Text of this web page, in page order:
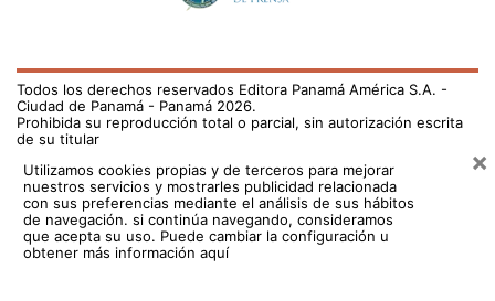
Todos los derechos reservados Editora Panamá América S.A. -
Ciudad de Panamá - Panamá 2026.
Prohibida su reproducción total o parcial, sin autorización escrita
de su titular
Utilizamos cookies propias y de terceros para mejorar
nuestros servicios y mostrarles publicidad relacionada
con sus preferencias mediante el análisis de sus hábitos
de navegación. si continúa navegando, consideramos
que acepta su uso. Puede cambiar la configuración u
obtener más información aquí
×